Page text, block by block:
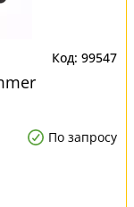
99547
По запросу